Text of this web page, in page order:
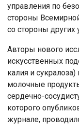
управления по
стороны
со стороны других
Авторы нового
искусственных
калия и
молочные
сердечно-
которого
журнале,